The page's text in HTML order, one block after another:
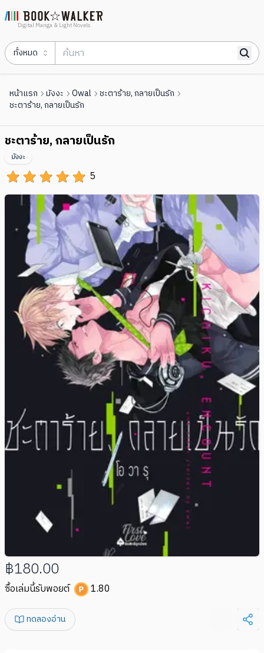
Digital Manga & Light Novels
ทั้งหมด
หน้าแรก มังงะ Owal
ชะตาร้าย, กลายเป็นรัก
ชะตาร้าย, กลายเป็นรัก
ชะตาร้าย, กลายเป็นรัก
5
มังงะ
฿180.00
ซื้อเล่มนี้รับพอยต์ 1.80
ทดลองอ่าน